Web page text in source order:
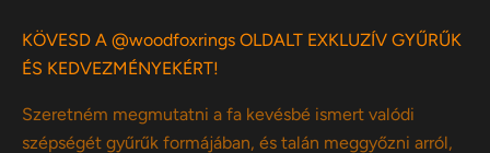
KÖVESD A @woodfoxrings OLDALT EXKLUZÍV GYŰRŰK
ÉS KEDVEZMÉNYEKÉRT!
Szeretném megmutatni a fa kevésbé ismert valódi
szépségét gyűrűk formájában, és talán meggyőzni arról,